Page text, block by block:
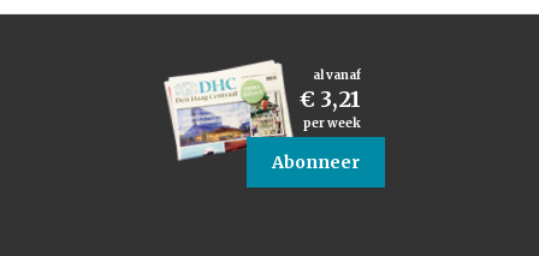
al vanaf
€ 3,21
per week
Abonneer